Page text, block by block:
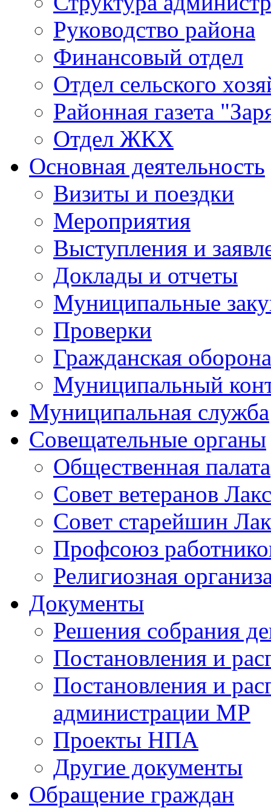
Руководство района
Финансовый отдел
Отдел сельского
Районная газета
Отдел ЖКХ
Основная деятельность
Визиты и поездки
Мероприятия
Выступления и
Доклады и отчеты
Муниципальные
Проверки
Гражданская
Муниципальный
Муниципальная служба
Совещательные органы
Общественная палата
Совет ветеранов
Совет старейшин
Профсоюз
Религиозная
Документы
Решения собрания
Постановления и
Постановления и
администрации МР
Проекты НПА
Другие документы
Обращение граждан